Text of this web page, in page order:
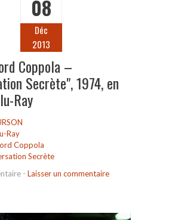
08
Déc
2013
Coppola –
Secrète", 1974, en
Ray
Ray
Coppola
Secrète
- Laisser un commentaire